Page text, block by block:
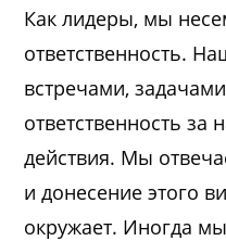
Как лидеры, мы
ответственность.
встречами,
ответственность
действия. Мы
и донесение этого
окружает. Иногда